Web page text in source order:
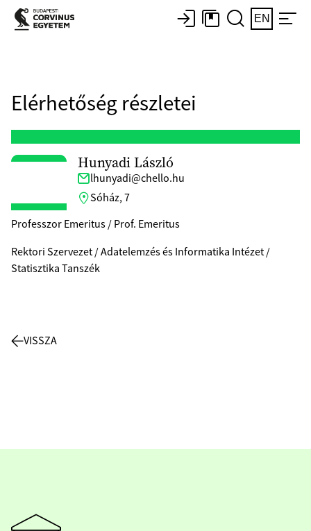
EN
Elérhetőség részletei
Hunyadi László
lhunyadi@chello.hu
Sóház, 7
Professzor Emeritus / Prof. Emeritus
Rektori Szervezet / Adatelemzés és Informatika Intézet /
Statisztika Tanszék
VISSZA